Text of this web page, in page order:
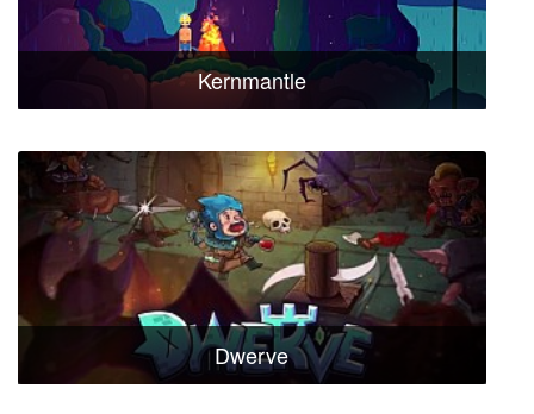
Kernmantle
Dwerve